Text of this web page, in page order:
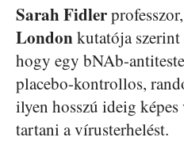
Sarah Fidler
Londonkutatója szerint
hogy egy bNAb-
placebo-kontrollos,
ilyen hosszú ideig
tartani a vírusterhelést.